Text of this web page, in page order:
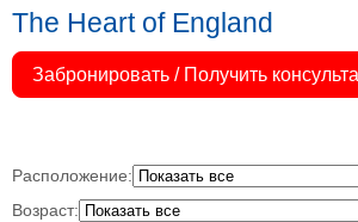
The Heart of England
Забронировать / Получить
Расположение:
Возраст: